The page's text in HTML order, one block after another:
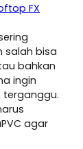
FX
salah bisa
bahkan
ingin
terganggu.
agar